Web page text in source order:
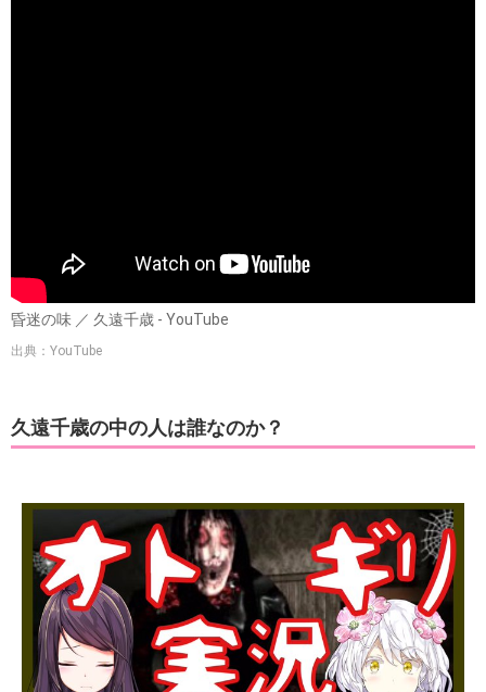
昏迷の味 ／ 久遠千歳 - YouTube
出典：YouTube
久遠千歳の中の人は誰なのか？